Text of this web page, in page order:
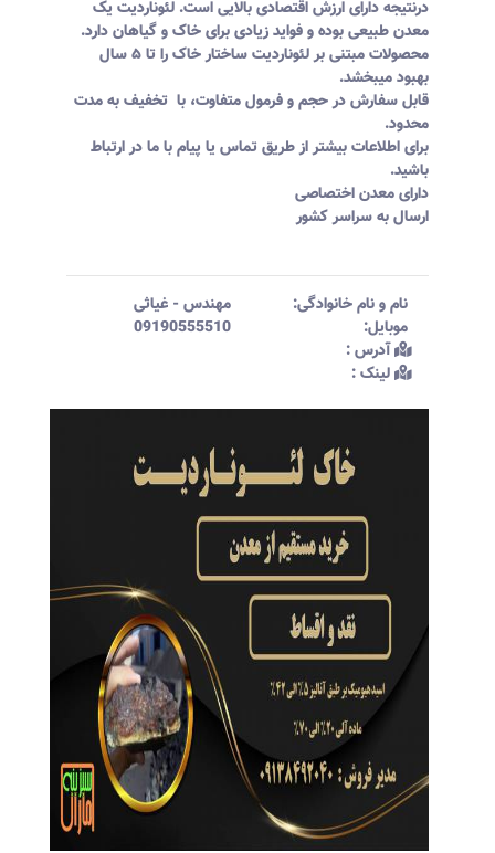
درنتیجه دارای ارزش اقتصادی بالایی است. لئوناردیت یک
معدن طبیعی بوده و فواید زیادی برای خاک و گیاهان دارد.
محصولات مبتنی بر لئوناردیت ساختار خاک را تا ۵ سال
بهبود میبخشد.
قابل سفارش در حجم و فرمول متفاوت، با تخفیف به مدت
محدود.
برای اطلاعات بیشتر از طریق تماس یا پیام با ما در ارتباط
باشید.
دارای معدن اختصاصی
ارسال به سراسر کشور
نام و نام خانوادگی:‌ مهندس - غیاثی
موبایل:‌
09190555510
آدرس :‌
لینک :‌